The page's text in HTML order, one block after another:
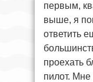
первым,
выше, я
ответить
проехать
пилот. Мне